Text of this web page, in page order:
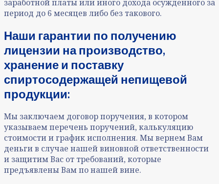
заработной платы или иного дохода осужденного за
период до 6 месяцев либо без такового.
Наши гарантии по получению
лицензии на производство,
хранение и поставку
спиртосодержащей непищевой
продукции:
Мы заключаем договор поручения, в котором
указываем перечень поручений, калькуляцию
стоимости и график исполнения. Мы вернем Вам
деньги в случае нашей виновной ответственности
и защитим Вас от требований, которые
предъявлены Вам по нашей вине.